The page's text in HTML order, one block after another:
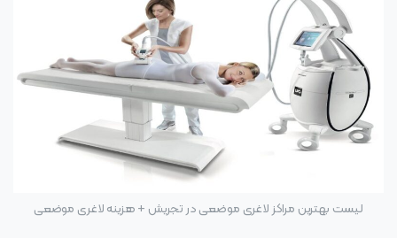
لیست بهترین مراکز لاغری موضعی در تجریش + هزینه لاغری موضعی